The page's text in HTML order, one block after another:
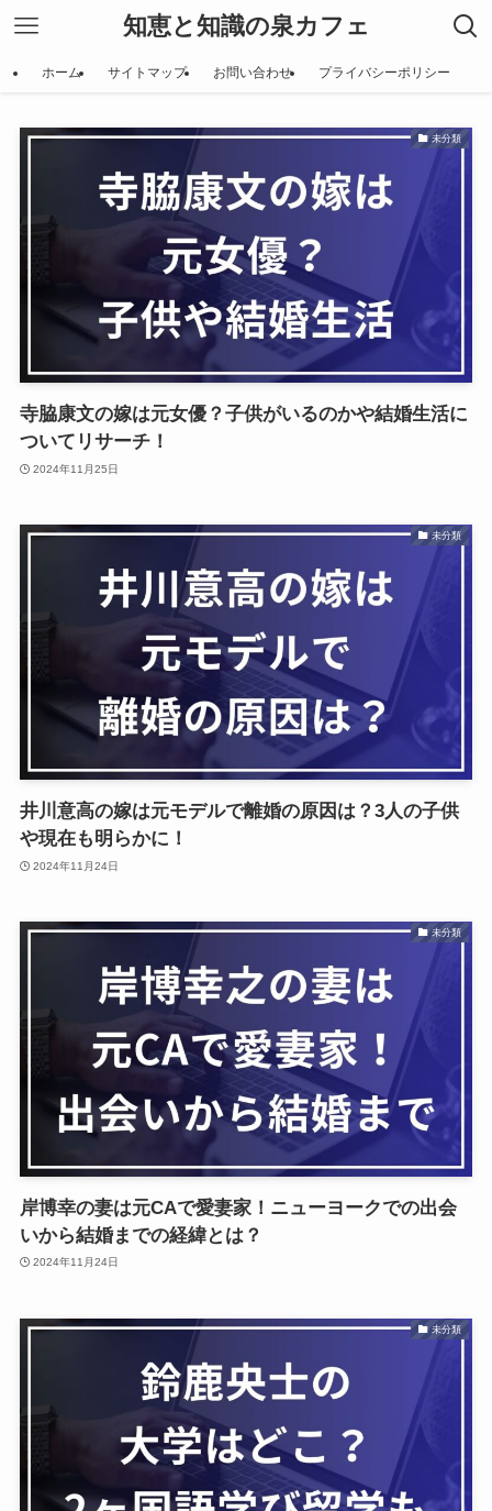
知恵と知識の泉カフェ
ホーム サイトマップ お問い合わせ プライバシーポリシー
未分類
寺脇康文の嫁は元女優？子供がいるのかや結婚生活に
ついてリサーチ！
2024年11月25日
未分類
井川意高の嫁は元モデルで離婚の原因は？3人の子供
や現在も明らかに！
2024年11月24日
未分類
岸博幸の妻は元CAで愛妻家！ニューヨークでの出会
いから結婚までの経緯とは？
2024年11月24日
未分類